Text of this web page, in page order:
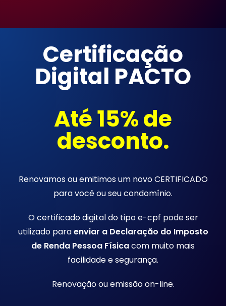
Certificação
Digital PACTO
Até 15% de
desconto.
Renovamos ou emitimos um novo CERTIFICADO
para você ou seu condomínio.
O certificado digital do tipo e-cpf pode ser
utilizado paraenviar a Declaração do Imposto
de Renda Pessoa Físicacom muito mais
facilidade e segurança.
Renovação ou emissãoon-line.